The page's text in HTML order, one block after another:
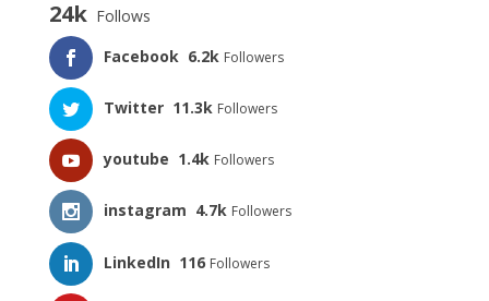
24k Follows
Facebook 6.2k Followers
Twitter 11.3k Followers
youtube 1.4k Followers
instagram 4.7k Followers
LinkedIn 116 Followers